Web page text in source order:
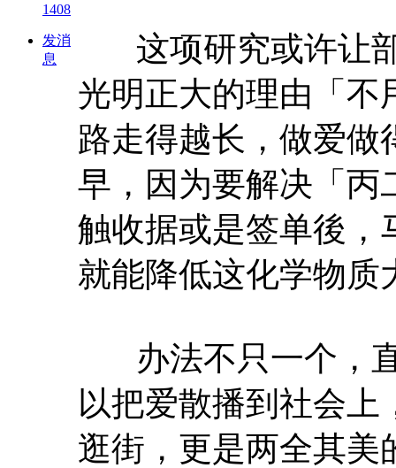
1408
发消
息
这项研究或许让部
光明正大的理由「不
路走得越长，做爱做
早，因为要解决「丙
触收据或是签单後，
就能降低这化学物质
办法不只一个，直
以把爱散播到社会上
逛街，更是两全其美